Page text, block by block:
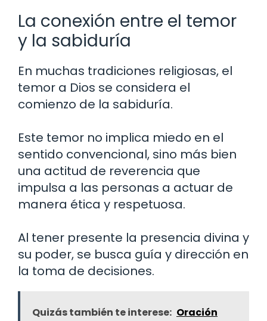
La conexión entre el temor
y la sabiduría
En muchas tradiciones religiosas, el
temor a Dios se considera el
comienzo de la sabiduría.
Este temor no implica miedo en el
sentido convencional, sino más bien
una actitud de reverencia que
impulsa a las personas a actuar de
manera ética y respetuosa.
Al tener presente la presencia divina y
su poder, se busca guía y dirección en
la toma de decisiones.
Quizás también te interese: Oración